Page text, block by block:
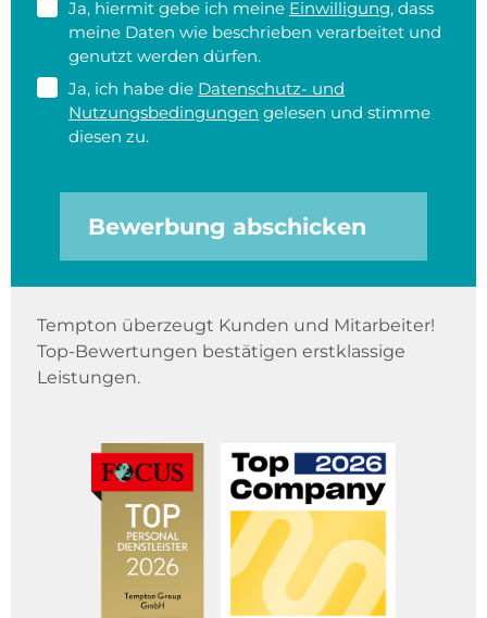
Ja, hiermit gebe ich meine Einwilligung, dass
meine Daten wie beschrieben verarbeitet und
genutzt werden dürfen.
Ja, ich habe die Datenschutz- und
Nutzungsbedingungen gelesen und stimme
diesen zu.
Bewerbung abschicken
Tempton überzeugt Kunden und Mitarbeiter!
Top-Bewertungen bestätigen erstklassige
Leistungen.